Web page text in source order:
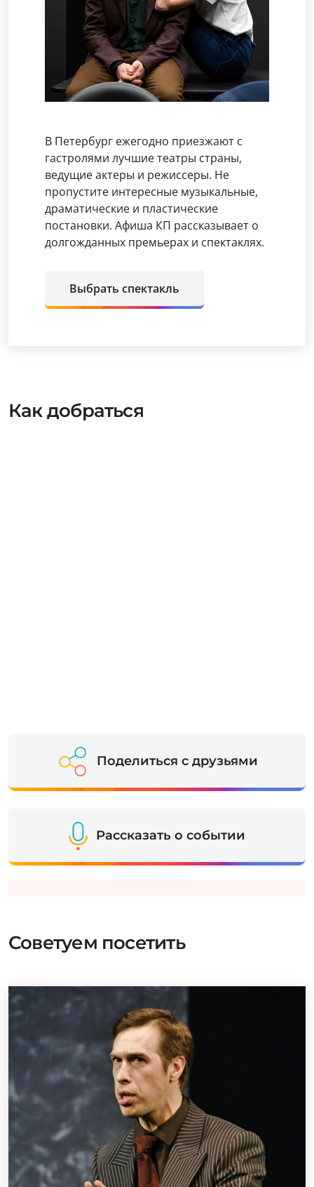
В Петербург ежегодно приезжают с
гастролями лучшие театры страны,
ведущие актеры и режиссеры. Не
пропустите интересные музыкальные,
драматические и пластические
постановки. Афиша КП рассказывает о
долгожданных премьерах и спектаклях.
Выбрать спектакль
Как добраться
Поделиться с друзьями
Рассказать о событии
Советуем посетить